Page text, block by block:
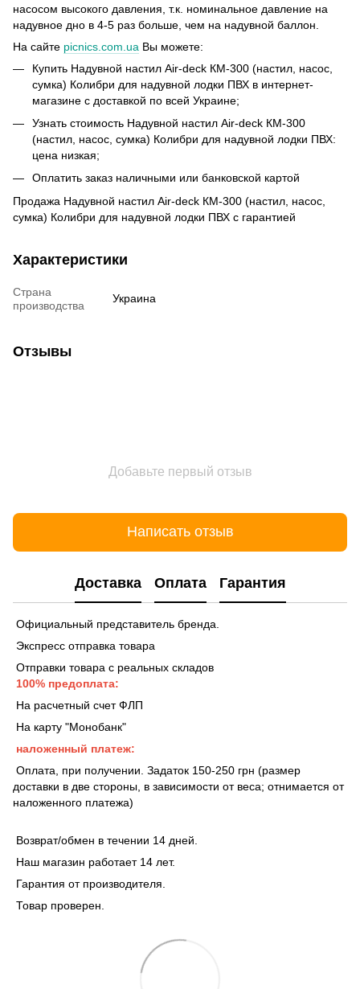
насосом высокого давления, т.к. номинальное давление на
надувное дно в 4-5 раз больше, чем на надувной баллон.
На сайте picnics.com.ua Вы можете:
Купить Надувной настил Air-deck КМ-300 (настил, насос,
сумка) Колибри для надувной лодки ПВХ в интернет-
магазине с доставкой по всей Украине;
Узнать стоимость Надувной настил Air-deck КМ-300
(настил, насос, сумка) Колибри для надувной лодки ПВХ:
цена низкая;
Оплатить заказ наличными или банковской картой
Продажа Надувной настил Air-deck КМ-300 (настил, насос,
сумка) Колибри для надувной лодки ПВХ с гарантией
Характеристики
Страна
производства
Украина
Отзывы
Добавьте первый отзыв
Написать отзыв
Доставка Оплата Гарантия
Официальный представитель бренда.
Экспресс отправка товара
Отправки товара с реальных складов
100% предоплата:
На расчетный счет ФЛП
На карту "Монобанк"
наложенный платеж:
Оплата, при получении. Задаток 150-250 грн (размер
доставки в две стороны, в зависимости от веса; отнимается от
наложенного платежа)
Возврат/обмен в течении 14 дней.
Наш магазин работает 14 лет.
Гарантия от производителя.
Товар проверен.